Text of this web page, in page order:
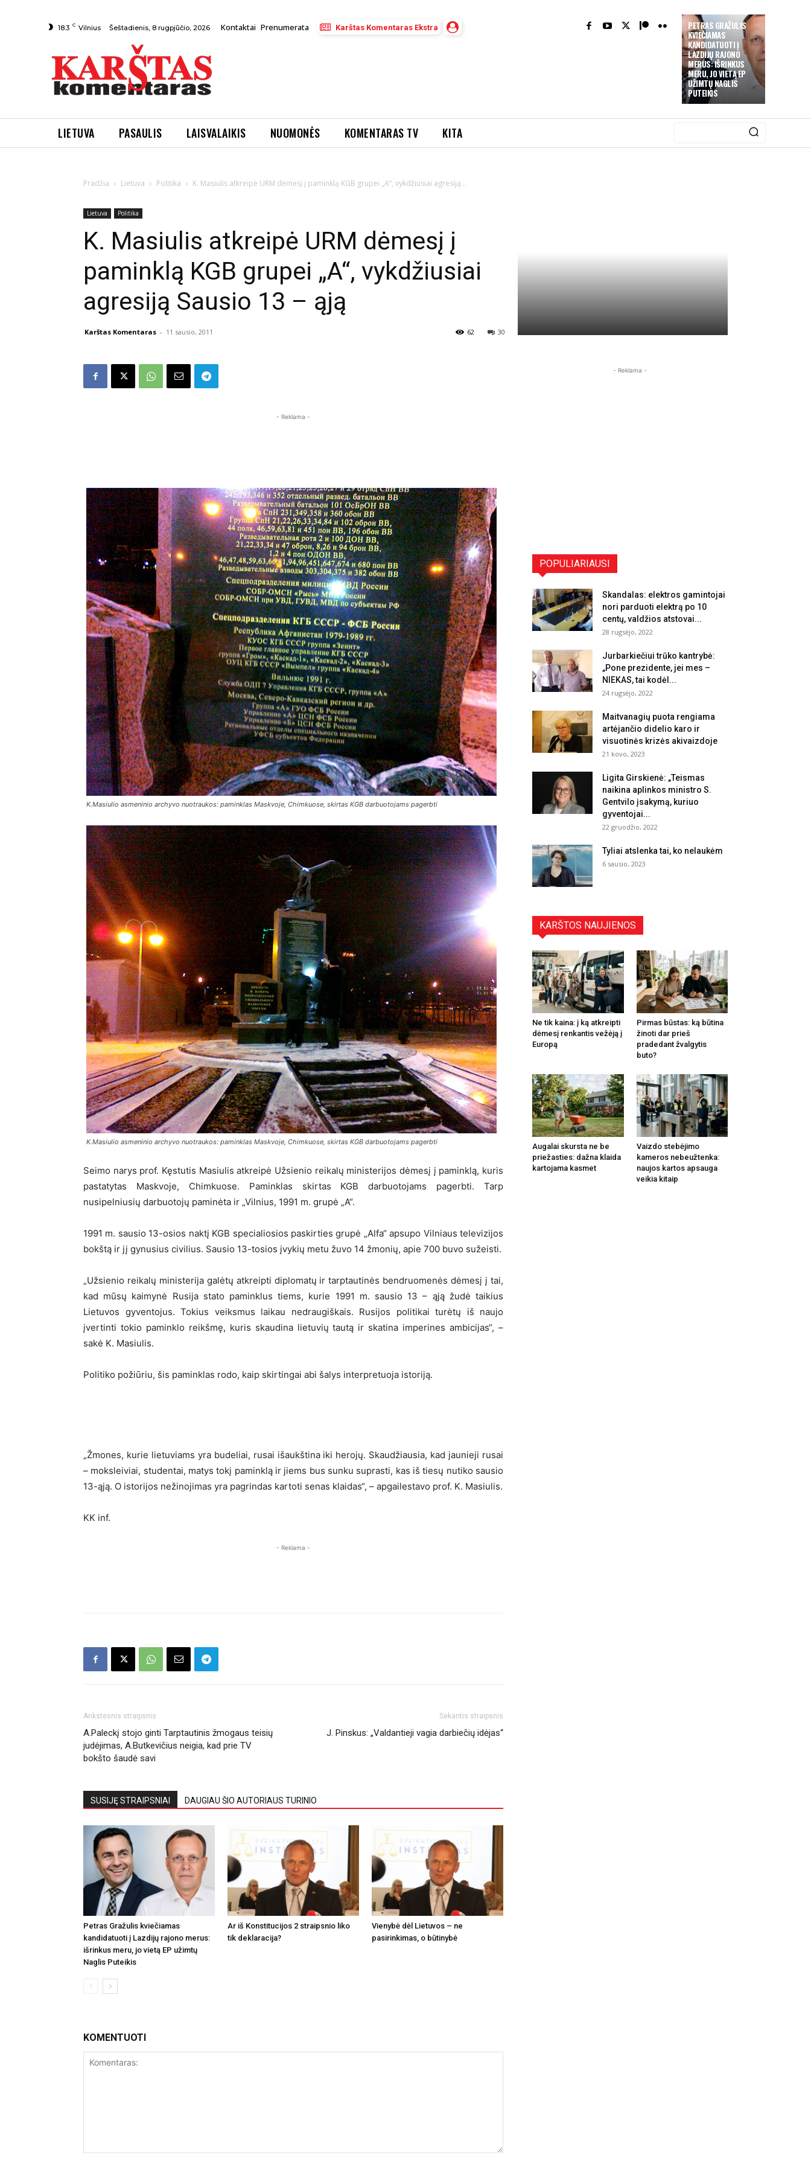
PETRAS GRAŽULIS
KVIEČIAMAS
KANDIDATUOTI Į
LAZDIJŲ RAJONO
MERUS: IŠRINKUS
MERU, JO VIETĄ EP
UŽIMTŲ NAGLIS
PUTEIKIS
18.3 C Vilnius Šeštadienis, 8 rugpjūčio, 2026 Kontaktai Prenumerata Karštas Komentaras Ekstra
LIETUVA PASAULIS LAISVALAIKIS NUOMONĖS KOMENTARAS TV KITA
Pradžia Lietuva Politika K. Masiulis atkreipė URM dėmesį į paminklą KGB grupei „A“, vykdžiusiai agresiją...
Lietuva Politika
K. Masiulis atkreipė URM dėmesį į
paminklą KGB grupei „A“, vykdžiusiai
agresiją Sausio 13 – ąją
Karštas Komentaras - 11 sausio, 2011 30
62
- Reklama -
K.Masiulio asmeninio archyvo nuotraukos: paminklas Maskvoje, Chimkuose, skirtas KGB darbuotojams pagerbti
K.Masiulio asmeninio archyvo nuotraukos: paminklas Maskvoje, Chimkuose, skirtas KGB darbuotojams pagerbti
Seimo narys prof. Kęstutis Masiulis atkreipė Užsienio reikalų ministerijos dėmesį į paminklą, kuris
pastatytas Maskvoje, Chimkuose. Paminklas skirtas KGB darbuotojams pagerbti. Tarp
nusipelniusių darbuotojų paminėta ir „Vilnius, 1991 m. grupė „A“.
1991 m. sausio 13-osios naktį KGB specialiosios paskirties grupė „Alfa“ apsupo Vilniaus televizijos
bokštą ir jį gynusius civilius. Sausio 13-tosios įvykių metu žuvo 14 žmonių, apie 700 buvo sužeisti.
„Užsienio reikalų ministerija galėtų atkreipti diplomatų ir tarptautinės bendruomenės dėmesį į tai,
kad mūsų kaimynė Rusija stato paminklus tiems, kurie 1991 m. sausio 13 – ąją žudė taikius
Lietuvos gyventojus. Tokius veiksmus laikau nedraugiškais. Rusijos politikai turėtų iš naujo
įvertinti tokio paminklo reikšmę, kuris skaudina lietuvių tautą ir skatina imperines ambicijas“, –
sakė K. Masiulis.
Politiko požiūriu, šis paminklas rodo, kaip skirtingai abi šalys interpretuoja istoriją.
„Žmones, kurie lietuviams yra budeliai, rusai išaukština iki herojų. Skaudžiausia, kad jaunieji rusai
– moksleiviai, studentai, matys tokį paminklą ir jiems bus sunku suprasti, kas iš tiesų nutiko sausio
13-ąją. O istorijos nežinojimas yra pagrindas kartoti senas klaidas“, – apgailestavo prof. K. Masiulis.
KK inf.
- Reklama -
Ankstesnis straipsnis
A.Paleckį stojo ginti Tarptautinis žmogaus teisių
judėjimas, A.Butkevičius neigia, kad prie TV
bokšto šaudė savi
Sekantis straipsnis
J. Pinskus: „Valdantieji vagia darbiečių idėjas“
SUSIJĘ STRAIPSNIAI DAUGIAU ŠIO AUTORIAUS TURINIO
Petras Gražulis kviečiamas
kandidatuoti į Lazdijų rajono merus:
išrinkus meru, jo vietą EP užimtų
Naglis Puteikis
Ar iš Konstitucijos 2 straipsnio liko
tik deklaracija?
Vienybė dėl Lietuvos – ne
pasirinkimas, o būtinybė
KOMENTUOTI
- Reklama -
POPULIARIAUSI
Skandalas: elektros gamintojai
nori parduoti elektrą po 10
centų, valdžios atstovai...
28 rugsėjo, 2022
Jurbarkiečiui trūko kantrybė:
„Pone prezidente, jei mes –
NIEKAS, tai kodėl...
24 rugsėjo, 2022
Maitvanagių puota rengiama
artėjančio didelio karo ir
visuotinės krizės akivaizdoje
21 kovo, 2023
Ligita Girskienė: „Teismas
naikina aplinkos ministro S.
Gentvilo įsakymą, kuriuo
gyventojai...
22 gruodžio, 2022
Tyliai atslenka tai, ko nelaukėm
6 sausio, 2023
KARŠTOS NAUJIENOS
Ne tik kaina: į ką atkreipti
dėmesį renkantis vežėją į
Europą
Pirmas būstas: ką būtina
žinoti dar prieš
pradedant žvalgytis
buto?
Augalai skursta ne be
priežasties: dažna klaida
kartojama kasmet
Vaizdo stebėjimo
kameros nebeužtenka:
naujos kartos apsauga
veikia kitaip